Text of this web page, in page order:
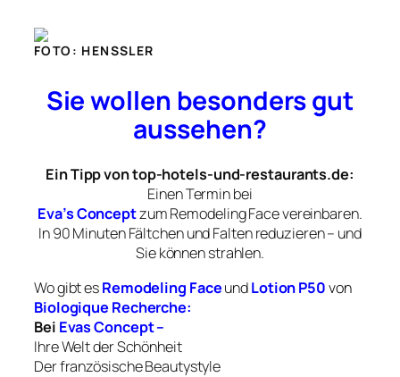
FOTO: HENSSLER
Sie wollen besonders gut
aussehen?
Ein Tipp von top-hotels-und-restaurants.de:
Einen Termin bei
Eva’s Conceptzum Remodeling Face vereinbaren.
In 90 Minuten Fältchen und Falten reduzieren – und
Sie können strahlen.
Wo gibt esRemodeling FaceundLotion P50von
Biologique Recherche:
Bei Evas Concept –
Ihre Welt der Schönheit
Der französische Beautystyle